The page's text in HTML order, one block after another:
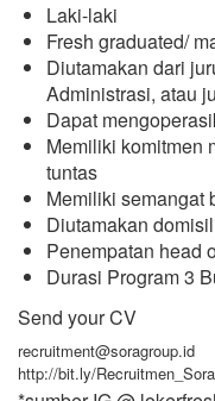
Laki-laki
Fresh graduated/
Diutamakan dari
Administrasi, atau
Dapat
Memiliki komitmen
tuntas
Memiliki semangat
Diutamakan
Penempatan head
Durasi Program 3
Send your CV
recruitment@soragroup.id
http://bit.ly/